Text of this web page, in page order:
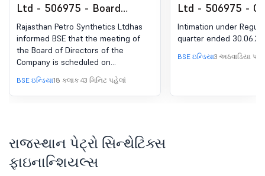
Ltd - 506975 - Board
Meeting Intimation for
Consideration And Approval
Of Unaudited Financial
Results Of The Company
For Quarter Ended
June,2026 And Other
Rajasthan Petro Synthetics Ltdhas
informed BSE that the meeting of
the Board of Directors of the
Company is scheduled on
12/08/2026 ,inter alia, to consider
and approve Unaudited Financial
Results of the Company for quarter
BSE ઇન્ડિયા18 કલાક 43 મિનિટ પહેલાં
Ltd - 506975 -
57 (5) :
end of quarter
Intimation under
quarter ended
BSE ઇન્ડિયા3 અઠવાડિયા
રાજસ્થાન પેટ્રો સિન્થેટિક્સ
ફાઇનાન્શિયલ્સ